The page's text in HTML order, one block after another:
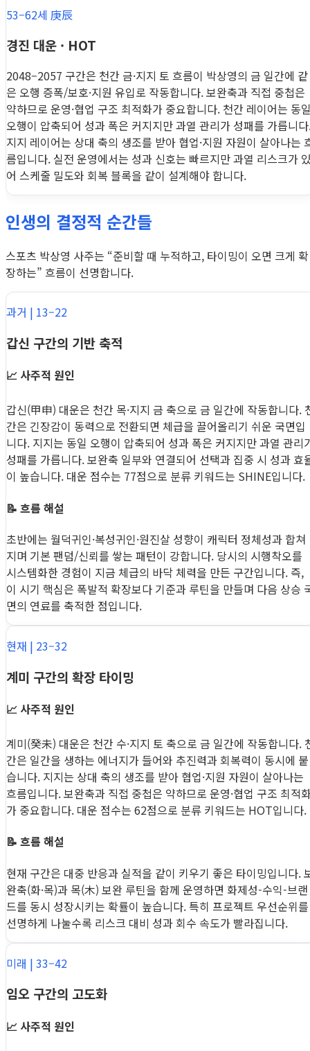
53–62세 庚辰
경진 대운 · HOT
2048–2057 구간은 천간 금·지지 토 흐름이 박상영의 금 일간에 같
은 오행 증폭/보호·지원 유입로 작동합니다. 보완축과 직접 중첩은
약하므로 운영·협업 구조 최적화가 중요합니다. 천간 레이어는 동
오행이 압축되어 성과 폭은 커지지만 과열 관리가 성패를 가릅니
지지 레이어는 상대 축의 생조를 받아 협업·지원 자원이 살아나는
름입니다. 실전 운영에서는 성과 신호는 빠르지만 과열 리스크가
어 스케줄 밀도와 회복 블록을 같이 설계해야 합니다.
인생의 결정적 순간들
스포츠 박상영 사주는 “준비할 때 누적하고, 타이밍이 오면 크게 확
장하는” 흐름이 선명합니다.
과거 | 13–22
갑신 구간의 기반 축적
📈 사주적 원인
갑신(甲申) 대운은 천간 목·지지 금 축으로 금 일간에 작동합니다.
간은 긴장감이 동력으로 전환되면 체급을 끌어올리기 쉬운 국면입
니다. 지지는 동일 오행이 압축되어 성과 폭은 커지지만 과열 관리
성패를 가릅니다. 보완축 일부와 연결되어 선택과 집중 시 성과 효
이 높습니다. 대운 점수는 77점으로 분류 키워드는 SHINE입니다.
📝 흐름 해설
초반에는 월덕귀인·복성귀인·원진살 성향이 캐릭터 정체성과 합쳐
지며 기본 팬덤/신뢰를 쌓는 패턴이 강합니다. 당시의 시행착오를
시스템화한 경험이 지금 체급의 바닥 체력을 만든 구간입니다. 즉,
이 시기 핵심은 폭발적 확장보다 기준과 루틴을 만들며 다음 상승
면의 연료를 축적한 점입니다.
현재 | 23–32
계미 구간의 확장 타이밍
📈 사주적 원인
계미(癸未) 대운은 천간 수·지지 토 축으로 금 일간에 작동합니다.
간은 일간을 생하는 에너지가 들어와 추진력과 회복력이 동시에 붙
습니다. 지지는 상대 축의 생조를 받아 협업·지원 자원이 살아나는
흐름입니다. 보완축과 직접 중첩은 약하므로 운영·협업 구조 최적
가 중요합니다. 대운 점수는 62점으로 분류 키워드는 HOT입니다.
📝 흐름 해설
현재 구간은 대중 반응과 실적을 같이 키우기 좋은 타이밍입니다.
완축(화·목)과 목(木) 보완 루틴을 함께 운영하면 화제성-수익-브랜
드를 동시 성장시키는 확률이 높습니다. 특히 프로젝트 우선순위를
선명하게 나눌수록 리스크 대비 성과 회수 속도가 빨라집니다.
미래 | 33–42
임오 구간의 고도화
📈 사주적 원인